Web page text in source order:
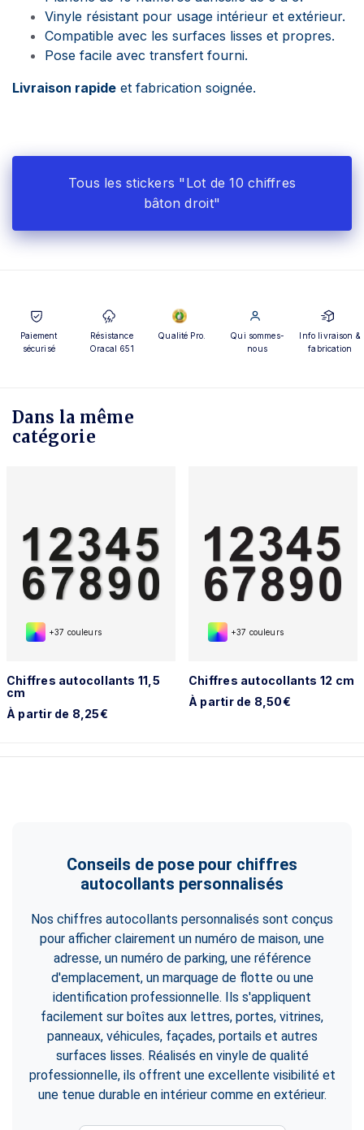
Vinyle résistant pour usage intérieur et extérieur.
Compatible avec les surfaces lisses et propres.
Pose facile avec transfert fourni.
Livraison rapide et fabrication soignée.
Tous les stickers "Lot de 10 chiffres
bâton droit"
Paiement
sécurisé
Résistance
Oracal 651
Qualité Pro.
Qui sommes-
nous
Info livraison &
fabrication
Dans la même
catégorie
+37 couleurs
Chiffres autocollants 11,5
cm
À partir de 8,25€
+37 couleurs
Chiffres autocollants 12 cm
À partir de 8,50€
Conseils de pose pour chiffres
autocollants personnalisés
Nos chiffres autocollants personnalisés sont conçus
pour afficher clairement un numéro de maison, une
adresse, un numéro de parking, une référence
d'emplacement, un marquage de flotte ou une
identification professionnelle. Ils s'appliquent
facilement sur boîtes aux lettres, portes, vitrines,
panneaux, véhicules, façades, portails et autres
surfaces lisses. Réalisés en vinyle de qualité
professionnelle, ils offrent une excellente visibilité et
une tenue durable en intérieur comme en extérieur.